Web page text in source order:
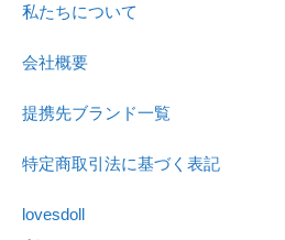
私たちについて
会社概要
提携先ブランド一覧
特定商取引法に基づく表記
lovesdoll